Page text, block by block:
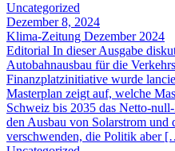
Uncategorized
Dezember 8, 2024
Klima-Zeitung Dezember 2024
Editorial In dieser Ausgabe
Autobahnausbau für die
Finanzplatzinitiative wurde
Masterplan zeigt auf, welche
Schweiz bis 2035 das Netto-
den Ausbau von Solarstrom und
verschwenden, die Politik aber